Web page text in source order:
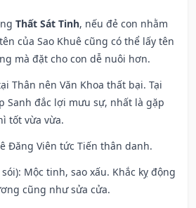
Thất Sát Tinh, nếu đẻ con nhằm
của Sao Khuê cũng có thể lấy tên
mà đặt cho con dễ nuôi hơn.
Thân nên Văn Khoa thất bại. Tại
Sanh đắc lợi mưu sự, nhất là gặp
tốt vừa vừa.
Đăng Viên tức Tiến thân danh.
Mộc tinh, sao xấu. Khắc kỵ động
cũng như sửa cửa.